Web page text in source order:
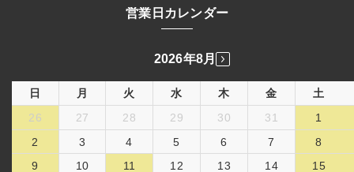
営業日カレンダー
2026年8月
日 月 火 水 木 金
土
26
27 28 29 30 31
1
2
3 4 5 6 7
8
9
10 11 12 13 14
15